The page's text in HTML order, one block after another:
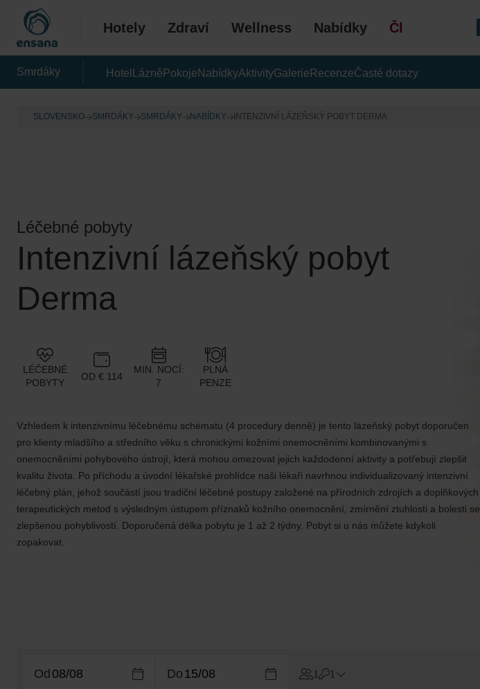
Hotely Zdraví Wellness Nabídky Členství
Smrdáky Hotel Lázně Pokoje NabídkyAktivityGalerie RecenzeČasté dotazy
SLOVENSKO SMRDÁKY SMRDÁKY NABÍDKY INTENZIVNÍ LÁZEŇSKÝ POBYT DERMA
Léčebné pobyty
Intenzivní lázeňský pobyt
Derma
LÉČEBNÉ
POBYTY
OD € 114
MIN. NOCÍ:
7
PLNÁ
PENZE
Vzhledem k intenzivnímu léčebnému schématu (4 procedury denně) je tento lázeňský pobyt doporučen
pro klienty mladšího a středního věku s chronickými kožními onemocněními kombinovanými s
onemocněními pohybového ústrojí, která mohou omezovat jejich každodenní aktivity a potřebují zlepšit
kvalitu života. Po příchodu a úvodní lékařské prohlídce naši lékaři navrhnou individualizovaný intenzivní
léčebný plán, jehož součástí jsou tradiční léčebné postupy založené na přírodních zdrojích a doplňkových
terapeutických metod s výsledným ústupem příznaků kožního onemocnění, zmírnění ztuhlosti a bolesti se
zlepšenou pohyblivostí. Doporučená délka pobytu je 1 až 2 týdny. Pobyt si u nás můžete kdykoli
zopakovat.
Od Do 1 1